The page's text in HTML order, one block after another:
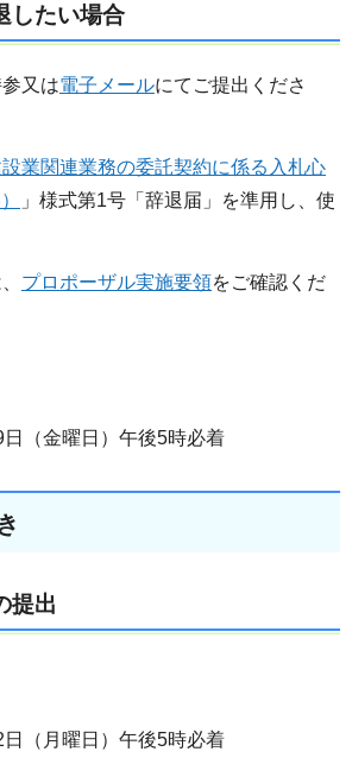
したい場合
又は電子メールにてご提出くださ
業関連業務の委託契約に係る入札心
」様式第1号「辞退届」を準用し、使
プロポーザル実施要領をご確認くだ
（金曜日）午後5時必着
提出
（月曜日）午後5時必着